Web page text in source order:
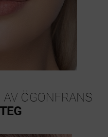
ÖGONFRANS